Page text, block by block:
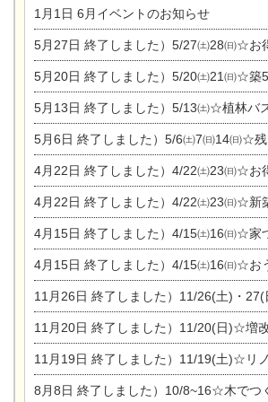
1月1日 6月イベントのお知らせ
5月27日 終了しました）5/27㈯28㈰☆お得窓リ
5月20日 終了しました）5/20㈯21㈰☆築50年平屋のおうちリ
5月13日 終了しました）5/13㈯☆植林バ
5月6日 終了しました）5/6㈯7㈰14㈰☆残り1棟！一宮市限定モニタ
4月22日 終了しました）4/22㈯23㈰☆お得に窓リ
4月22日 終了しました）4/22㈯23㈰☆新築・建替えモ
4月15日 終了しました）4/15㈯16㈰☆家づくりゆっく
4月15日 終了しました）4/15㈯16㈰☆おうち
11月26日 終了しました）11/26(土)・27(日)☆新築完成
11月20日 終了しました）11/20(日)☆増改築・リフォームまつり
11月19日 終了しました）11/19(土)☆リノベーション・家の修理まつり＆増改築
8月8日 終了しました）10/8~16☆木でつくる平屋のおうちの